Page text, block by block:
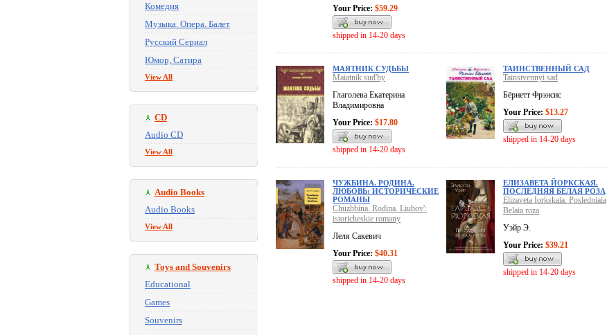
Комедия
Музыка. Опера. Балет
Русский Сериал
Юмор, Сатира
View All
CD
Audio CD
View All
Audio Books
Audio Books
View All
Toys and Souvenirs
Educational
Games
Souvenirs
Your Price: $59.29
shipped in 14-20 days
МАЯТНИК СУДЬБЫ
Maiatnik sud'by
Глаголева Екатерина
Владимировна
Your Price: $17.80
shipped in 14-20 days
ТАИНСТВЕННЫЙ САД
Tainstvennyi sad
Бёрнетт Фрэнсис
Your Price: $13.27
shipped in 14-20 days
ЧУЖБИНА. РОДИНА.
ЛЮБОВЬ: ИСТОРИЧЕСКИЕ
РОМАНЫ
Chuzhbina. Rodina. Liubov':
istoricheskie romany
Леля Сакевич
Your Price: $40.31
shipped in 14-20 days
ЕЛИЗАВЕТА ЙОРКСКАЯ.
ПОСЛЕДНЯЯ БЕЛАЯ РОЗА
Elizaveta Iorkskaia. Posledniaia
Belaia roza
Уэйр Э.
Your Price: $39.21
shipped in 14-20 days